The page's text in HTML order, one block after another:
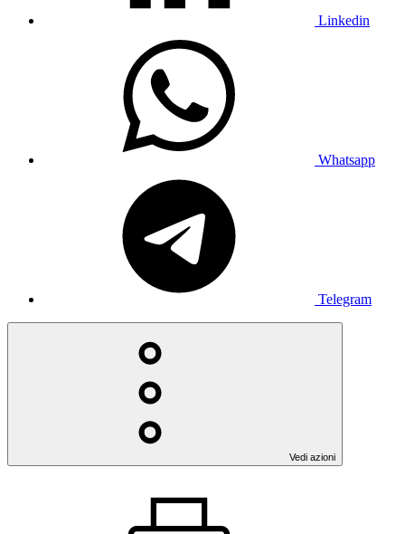
Linkedin
Whatsapp
Telegram
Vedi azioni